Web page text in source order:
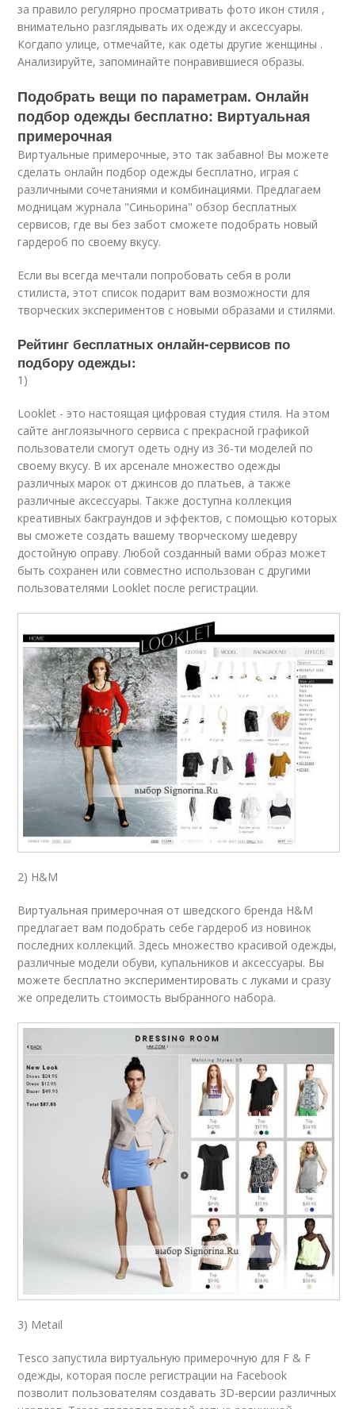
за правило регулярно просматривать фото икон стиля ,
внимательно разглядывать их одежду и аксессуары.
Когдапо улице, отмечайте, как одеты другие женщины .
Анализируйте, запоминайте понравившиеся образы.
Подобрать вещи по параметрам. Онлайн
подбор одежды бесплатно: Виртуальная
примерочная
Виртуальные примерочные, это так забавно! Вы можете
сделать онлайн подбор одежды бесплатно, играя с
различными сочетаниями и комбинациями. Предлагаем
модницам журнала "Синьорина" обзор бесплатных
сервисов, где вы без забот сможете подобрать новый
гардероб по своему вкусу.
Если вы всегда мечтали попробовать себя в роли
стилиста, этот список подарит вам возможности для
творческих экспериментов с новыми образами и стилями.
Рейтинг бесплатных онлайн-сервисов по
подбору одежды:
1)
Looklet - это настоящая цифровая студия стиля. На этом
сайте англоязычного сервиса с прекрасной графикой
пользователи смогут одеть одну из 36-ти моделей по
своему вкусу. В их арсенале множество одежды
различных марок от джинсов до платьев, а также
различные аксессуары. Также доступна коллекция
креативных бакграундов и эффектов, с помощью которых
вы сможете создать вашему творческому шедевру
достойную оправу. Любой созданный вами образ может
быть сохранен или совместно использован с другими
пользователями Looklet после регистрации.
2) H&M
Виртуальная примерочная от шведского бренда H&M
предлагает вам подобрать себе гардероб из новинок
последних коллекций. Здесь множество красивой одежды,
различные модели обуви, купальников и аксессуары. Вы
можете бесплатно экспериментировать с луками и сразу
же определить стоимость выбранного набора.
3) Metail
Tesco запустила виртуальную примерочную для F & F
одежды, которая после регистрации на Facebook
позволит пользователям создавать 3D-версии различных